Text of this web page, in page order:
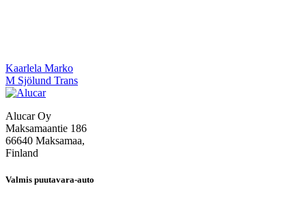
Artikkelien
selaus
Kaarlela Marko
M Sjölund Trans
Alucar Oy
Maksamaantie 186
66640 Maksamaa,
Finland
Valmis puutavara-auto